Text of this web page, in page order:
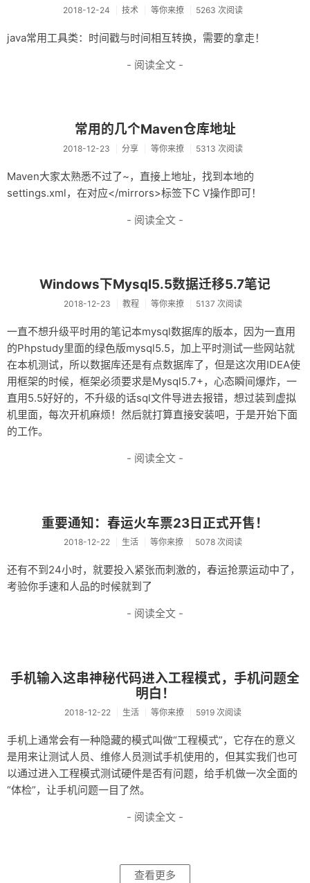
2018-12-24 技术 等你来撩 5263 次阅读
java常用工具类：时间戳与时间相互转换，需要的拿走！
- 阅读全文 -
常用的几个Maven仓库地址
2018-12-23 分享 等你来撩 5313 次阅读
Maven大家太熟悉不过了~，直接上地址，找到本地的
settings.xml，在对应</mirrors>标签下C V操作即可！
- 阅读全文 -
Windows下Mysql5.5数据迁移5.7笔记
2018-12-23 教程 等你来撩 5137 次阅读
一直不想升级平时用的笔记本mysql数据库的版本，因为一直用
的Phpstudy里面的绿色版mysql5.5，加上平时测试一些网站就
在本机测试，所以数据库还是有点数据库了，但是这次用IDEA使
用框架的时候，框架必须要求是Mysql5.7+，心态瞬间爆炸，一
直用5.5好好的，不升级的话sql文件导进去报错，想过装到虚拟
机里面，每次开机麻烦！然后就打算直接安装吧，于是开始下面
的工作。
- 阅读全文 -
重要通知：春运火车票23日正式开售！
2018-12-22 生活 等你来撩 5078 次阅读
还有不到24小时，就要投入紧张而刺激的，春运抢票运动中了，
考验你手速和人品的时候就到了
- 阅读全文 -
手机输入这串神秘代码进入工程模式，手机问题全
明白！
2018-12-22 生活 等你来撩 5919 次阅读
手机上通常会有一种隐藏的模式叫做“工程模式”，它存在的意义
是用来让测试人员、维修人员测试手机使用的，但其实我们也可
以通过进入工程模式测试硬件是否有问题，给手机做一次全面的
“体检”，让手机问题一目了然。
- 阅读全文 -
查看更多